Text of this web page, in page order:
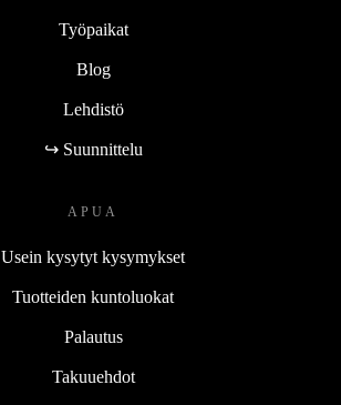
Työpaikat
Blog
Lehdistö
↪ Suunnittelu
APUA
Usein kysytyt kysymykset
Tuotteiden kuntoluokat
Palautus
Takuuehdot